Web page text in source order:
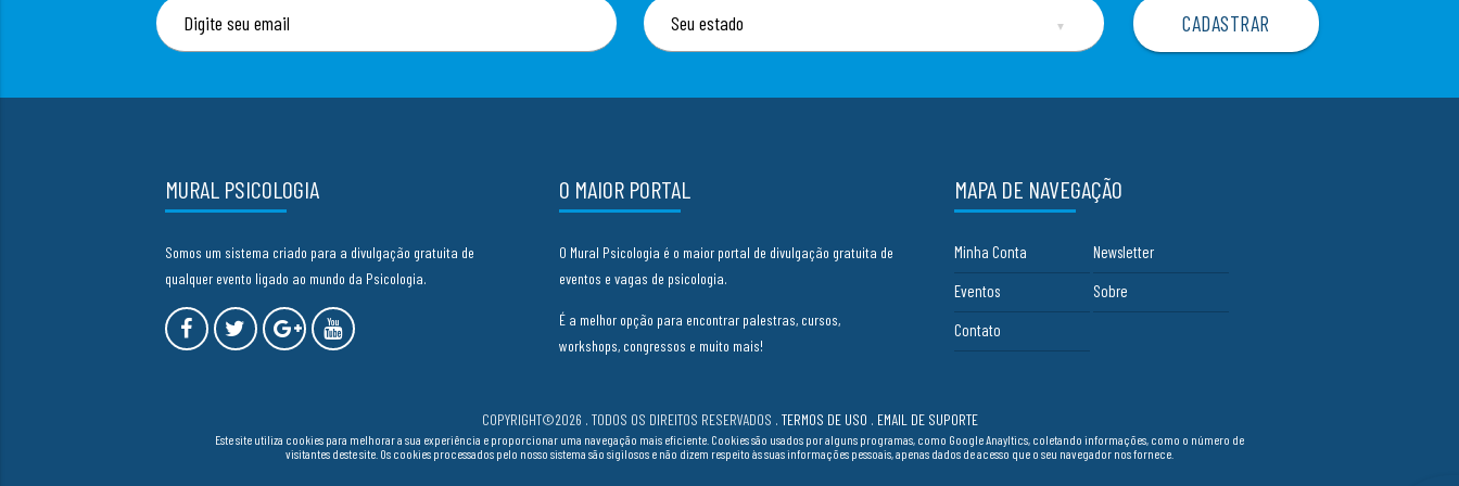
▼
MURAL PSICOLOGIA
Somos um sistema criado para a divulgação gratuita de
qualquer evento ligado ao mundo da Psicologia.
O MAIOR PORTAL
O Mural Psicologia é o maior portal de divulgação gratuita de
eventos e vagas de psicologia.
É a melhor opção para encontrar palestras, cursos,
workshops, congressos e muito mais!
MAPA DE NAVEGAÇÃO
Minha Conta
Newsletter
Eventos
Sobre
Contato
COPYRIGHT©2026 . TODOS OS DIREITOS RESERVADOS . TERMOS DE USO . EMAIL DE SUPORTE
Este site utiliza cookies para melhorar a sua experiência e proporcionar uma navegação mais eficiente. Cookies são usados por alguns programas, como Google Anayltics, coletando informações, como o número de
visitantes deste site. Os cookies processados pelo nosso sistema são sigilosos e não dizem respeito às suas informações pessoais, apenas dados de acesso que o seu navegador nos fornece.